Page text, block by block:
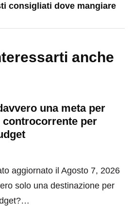
consigliati dove mangiare
anche
una meta per
per
aggiornato il Agosto 7, 2026
solo una destinazione per